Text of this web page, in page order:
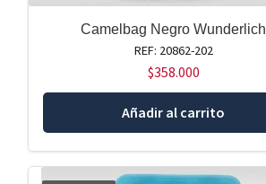
Camelbag Negro Wunderlich
REF: 20862-202
$358.000
Añadir al carrito